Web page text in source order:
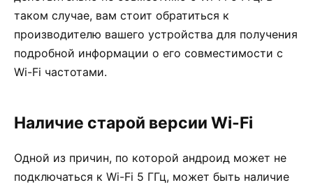
таком случае, вам стоит обратиться к
производителю вашего устройства для получения
подробной информации о его совместимости с
Wi-Fi частотами.
Наличие старой версии Wi-Fi
Одной из причин, по которой андроид может не
подключаться к Wi-Fi 5 ГГц, может быть наличие